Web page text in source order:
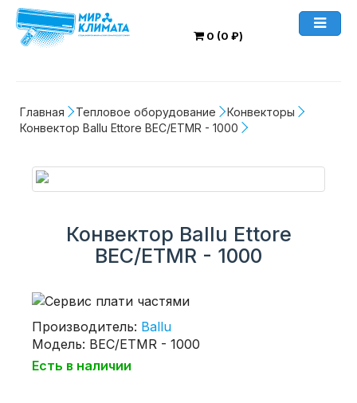
0 (0 ₽)
Главная Тепловое оборудование
Конвекторы
Конвектор Ballu Ettore BEC/ETMR - 1000
Конвектор Ballu Ettore
BEC/ETMR - 1000
Производитель: Ballu
Модель: BEC/ETMR - 1000
Есть в наличии